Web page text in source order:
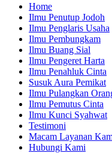
Home
Ilmu Penutup Jodoh
Ilmu Penglaris Usaha
Ilmu Pembungkam
Ilmu Buang Sial
Ilmu Pengeret Harta
Ilmu Penahluk Cinta
Susuk Aura Pemikat
Ilmu Pulangkan
Ilmu Pemutus Cinta
Ilmu Kunci Syahwat
Testimoni
Macam Layanan
Hubungi Kami